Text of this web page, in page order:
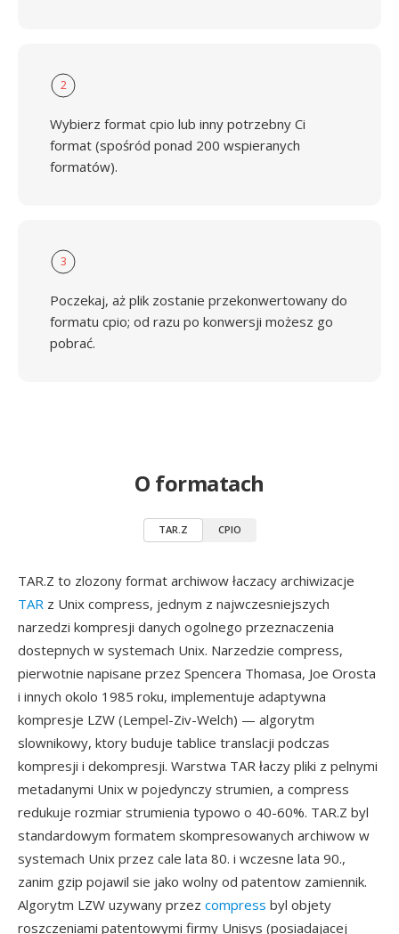
2
Wybierz format cpio lub inny potrzebny Ci
format (spośród ponad 200 wspieranych
formatów).
3
Poczekaj, aż plik zostanie przekonwertowany do
formatu cpio; od razu po konwersji możesz go
pobrać.
O formatach
TAR.Z CPIO
TAR.Z to zlozony format archiwow łaczacy archiwizacje
TAR z Unix compress, jednym z najwczesniejszych
narzedzi kompresji danych ogolnego przeznaczenia
dostepnych w systemach Unix. Narzedzie compress,
pierwotnie napisane przez Spencera Thomasa, Joe Orosta
i innych okolo 1985 roku, implementuje adaptywna
kompresje LZW (Lempel-Ziv-Welch) — algorytm
slownikowy, ktory buduje tablice translacji podczas
kompresji i dekompresji. Warstwa TAR łaczy pliki z pelnymi
metadanymi Unix w pojedynczy strumien, a compress
redukuje rozmiar strumienia typowo o 40-60%. TAR.Z byl
standardowym formatem skompresowanych archiwow w
systemach Unix przez cale lata 80. i wczesne lata 90.,
zanim gzip pojawil sie jako wolny od patentow zamiennik.
Algorytm LZW uzywany przez compress byl objety
roszczeniami patentowymi firmy Unisys (posiadajacej